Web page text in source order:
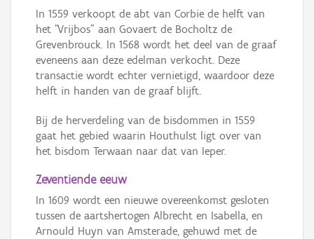
In 1559 verkoopt de abt van Corbie de helft van
het "Vrijbos" aan Govaert de Bocholtz de
Grevenbrouck. In 1568 wordt het deel van de graaf
eveneens aan deze edelman verkocht. Deze
transactie wordt echter vernietigd, waardoor deze
helft in handen van de graaf blijft.
Bij de herverdeling van de bisdommen in 1559
gaat het gebied waarin Houthulst ligt over van
het bisdom Terwaan naar dat van Ieper.
Zeventiende eeuw
In 1609 wordt een nieuwe overeenkomst gesloten
tussen de aartshertogen Albrecht en Isabella, en
Arnould Huyn van Amsterade, gehuwd met de